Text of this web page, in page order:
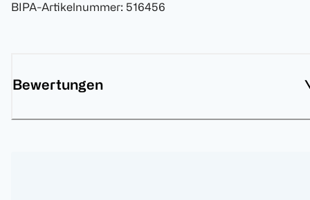
BIPA-Artikelnummer: 516456
Bewertungen